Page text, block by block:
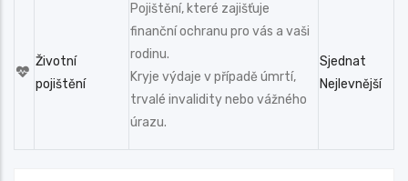
Životní
pojištění
Pojištění, které zajišťuje
finanční ochranu pro vás a vaši
rodinu.
Kryje výdaje v případě úmrtí,
trvalé invalidity nebo vážného
úrazu.
Sjednat
Nejlevnější